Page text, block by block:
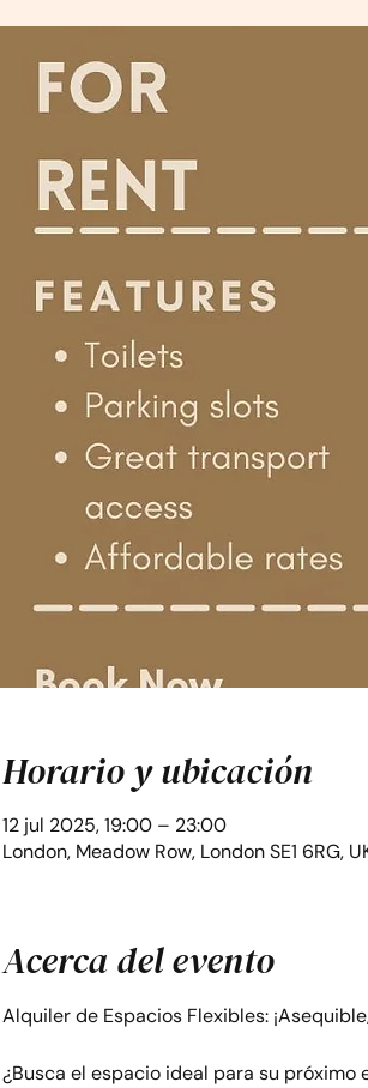
Horario y ubicación
12 jul 2025, 19:00 – 23:00
London, Meadow Row, London SE1 6RG,
Acerca del evento
Alquiler de Espacios Flexibles:
¿Busca el espacio ideal para su